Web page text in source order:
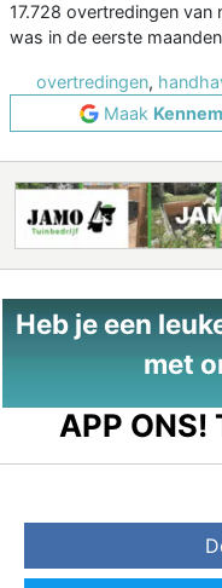
17.728 overtredingen
was in de eerste
overtredingen,
Maak
Heb je een
met
APP ONS!